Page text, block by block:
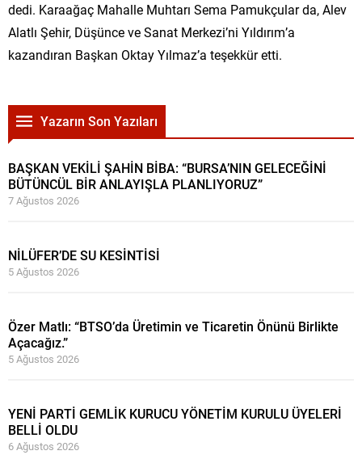
dedi. Karaağaç Mahalle Muhtarı Sema Pamukçular da, Alev
Alatlı Şehir, Düşünce ve Sanat Merkezi’ni Yıldırım’a
kazandıran Başkan Oktay Yılmaz’a teşekkür etti.
Yazarın Son Yazıları
BAŞKAN VEKİLİ ŞAHİN BİBA: “BURSA’NIN GELECEĞİNİ
BÜTÜNCÜL BİR ANLAYIŞLA PLANLIYORUZ”
7 Ağustos 2026
NİLÜFER’DE SU KESİNTİSİ
5 Ağustos 2026
Özer Matlı: “BTSO’da Üretimin ve Ticaretin Önünü Birlikte
Açacağız.”
5 Ağustos 2026
YENİ PARTİ GEMLİK KURUCU YÖNETİM KURULU ÜYELERİ
BELLİ OLDU
6 Ağustos 2026